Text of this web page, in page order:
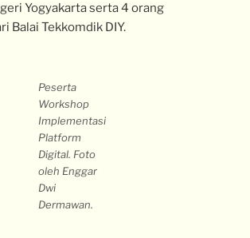
Yogyakarta serta 4 orang
Balai Tekkomdik DIY.
Peserta
Workshop
Implementasi
Platform
Digital. Foto
oleh Enggar
Dwi
Dermawan.